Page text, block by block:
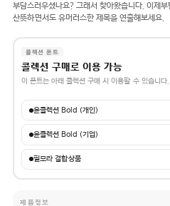
부담스러우셨나요? 그래서 찾아왔습니다. 이제
산뜻하면서도 유머러스한 제목을 연출해보세요.
콜렉션 폰트
콜렉션 구매로 이용 가능
이 폰트는 아래 콜렉션 구매 시 이용할 수 있습니다.
윤콜렉션 Bold (개인)
윤콜렉션 Bold (기업)
필모라 결합상품
제품정보